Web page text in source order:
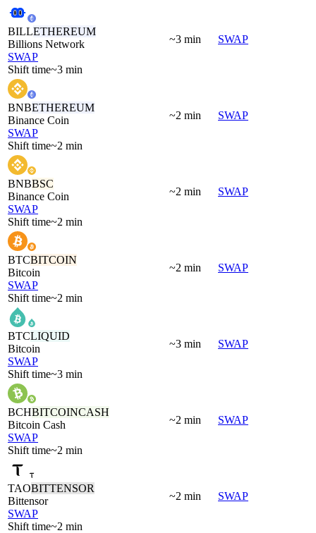
BILLETHEREUM
Billions Network
SWAP
Shift time~3 min
~3 min SWAP
BNBETHEREUM
Binance Coin
SWAP
Shift time~2 min
~2 min SWAP
BNBBSC
Binance Coin
SWAP
Shift time~2 min
~2 min SWAP
BTCBITCOIN
Bitcoin
SWAP
Shift time~2 min
~2 min SWAP
BTCLIQUID
Bitcoin
SWAP
Shift time~3 min
~3 min SWAP
BCHBITCOINCASH
Bitcoin Cash
SWAP
Shift time~2 min
~2 min SWAP
TAOBITTENSOR
Bittensor
SWAP
Shift time~2 min
~2 min SWAP